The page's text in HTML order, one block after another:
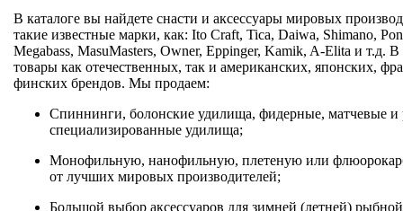
В каталоге вы найдете снасти и аксессуары мировых
такие известные марки, как: Ito Craft, Tica, Daiwa, Shimano,
Megabass, MasuMasters, Owner, Eppinger, Kamik, A-Elita и т.д.
товары как отечественных, так и американских, японских,
финских брендов. Мы продаем:
Спиннинги, болонские удилища, фидерные, матчевые и
специализированные удилища;
Монофильную, нанофильную, плетеную или
от лучших мировых производителей;
Большой выбор аксессуаров для зимней (летней)